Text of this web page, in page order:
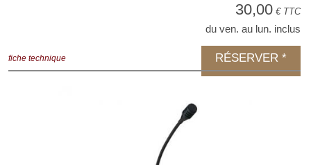
30,00 € TTC
du ven. au lun. inclus
fiche technique RÉSERVER *